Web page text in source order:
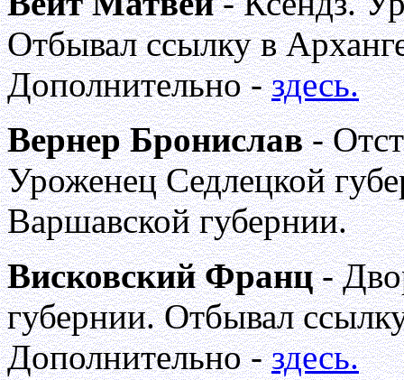
Отбывал ссылку в
Дополнительно -здесь.
Вернер Бронислав-
Уроженец Седлецкой
Варшавской губернии.
Висковский Франц-
губернии. Отбывал
Дополнительно -здесь.